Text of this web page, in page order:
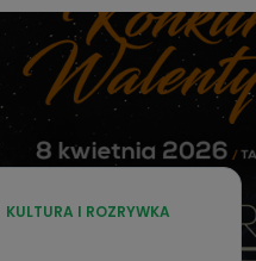
KULTURA I ROZRYWKA